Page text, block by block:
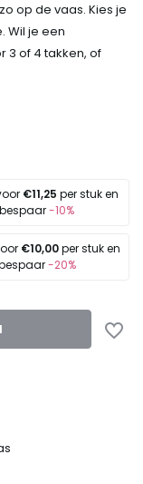
op de vaas. Kies je
Wil je een
3 of 4 takken, of
€11,25 per stuk en
bespaar-10%
€10,00per stuk en
-20%